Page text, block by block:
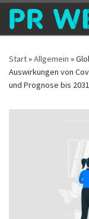
Zum Inhalt
Start»Allgemein »
Auswirkungen von
und Prognose bis 2031